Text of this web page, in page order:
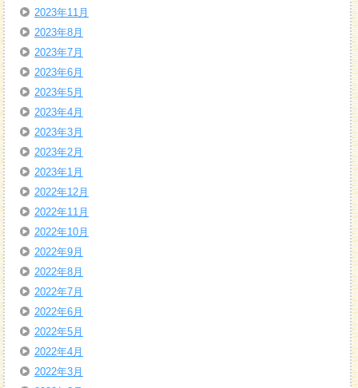
2023年11月
2023年8月
2023年7月
2023年6月
2023年5月
2023年4月
2023年3月
2023年2月
2023年1月
2022年12月
2022年11月
2022年10月
2022年9月
2022年8月
2022年7月
2022年6月
2022年5月
2022年4月
2022年3月